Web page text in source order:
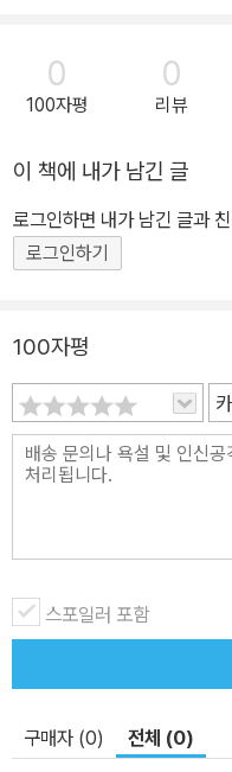
0
100자평
0
리뷰
이 책에 내가 남긴 글
로그인하면 내가 남긴 글과
로그인하기
100자평
스포일러 포함
구매자 (0) 전체 (0)